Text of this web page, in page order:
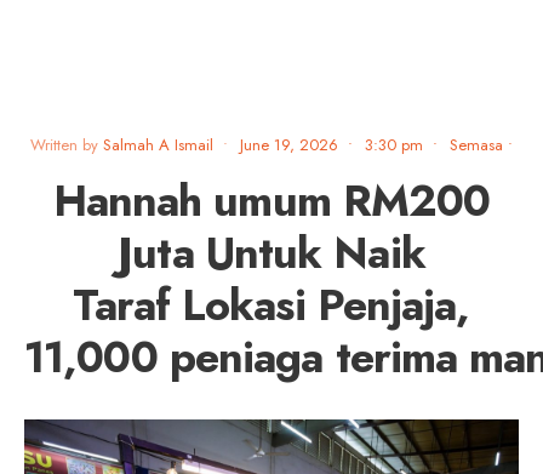
Written by Salmah A Ismail • June 19, 2026 • 3:30 pm • Semasa •
Hannah umum RM200
Juta Untuk Naik
Taraf Lokasi Penjaja,
11,000 peniaga terima